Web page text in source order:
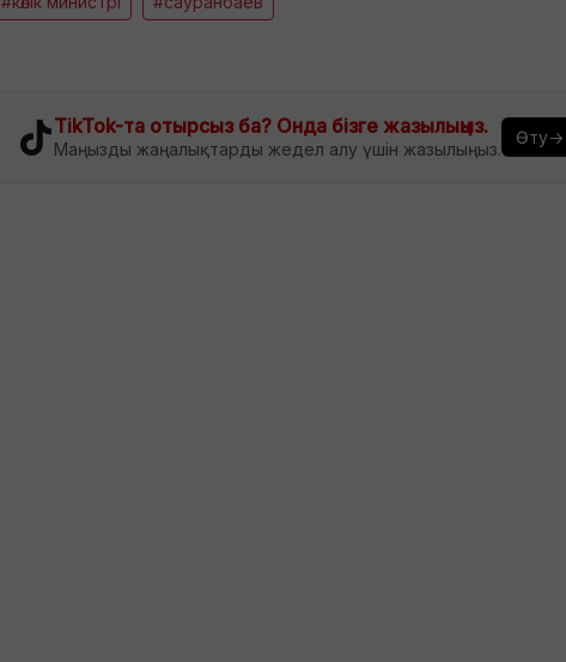
TikTok-та отырсыз ба? Онда бізге жазылыңыз.
Маңызды жаңалықтарды жедел алу үшін жазылыңыз.
Өту→